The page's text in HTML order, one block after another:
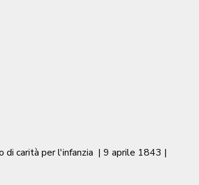
di carità per l'infanzia | 9 aprile 1843 |